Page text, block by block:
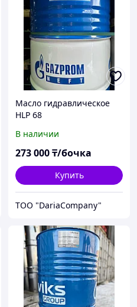
Масло гидравлическое
HLP 68
В наличии
273 000₸/бочка
Купить
TOO "DariaCompany"